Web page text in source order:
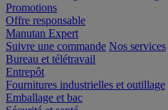
Promotions
Offre responsable
Manutan Expert
Suivre une commande Nos services
Bureau et télétravail
Entrepôt
Fournitures industrielles et outillage
Emballage et bac